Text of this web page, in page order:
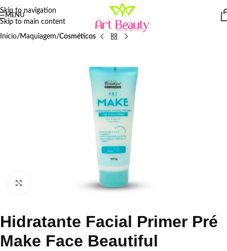
Skip to navigation
Skip to main content
MENU
Início Maquiagem Cosméticos
Hidratante Facial Primer Pré
Make Face Beautiful